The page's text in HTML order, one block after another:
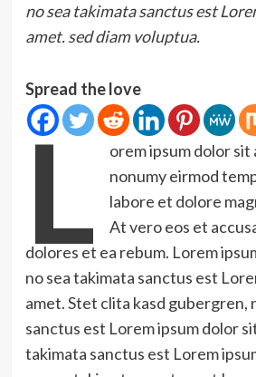
no sea takimata sanctus est
amet. sed diam voluptua.
Spread the love
L
orem ipsum dolor sit
nonumy eirmod
labore et dolore
At vero eos et
dolores et ea rebum. Lorem
no sea takimata sanctus est
amet. Stet clita kasd gubergren,
sanctus est Lorem ipsum dolor
takimata sanctus est Lorem